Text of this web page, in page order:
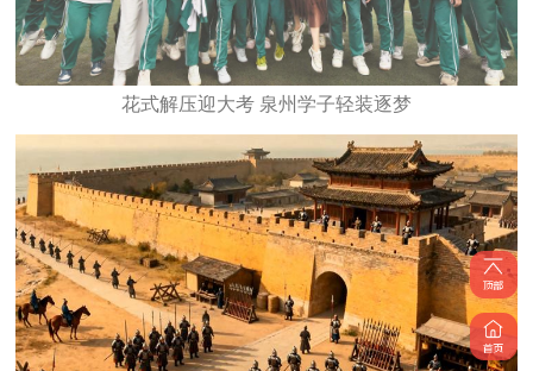
花式解压迎大考 泉州学子轻装逐梦